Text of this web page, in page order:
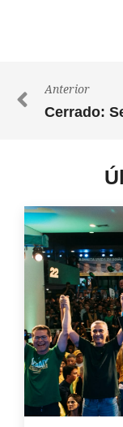
Anterior